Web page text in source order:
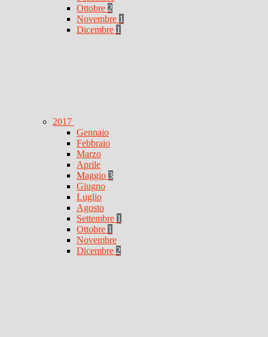
Ottobre 2
Novembre 1
Dicembre 1
2017
Gennaio
Febbraio
Marzo
Aprile
Maggio 3
Giugno
Luglio
Agosto
Settembre 1
Ottobre 1
Novembre
Dicembre 2